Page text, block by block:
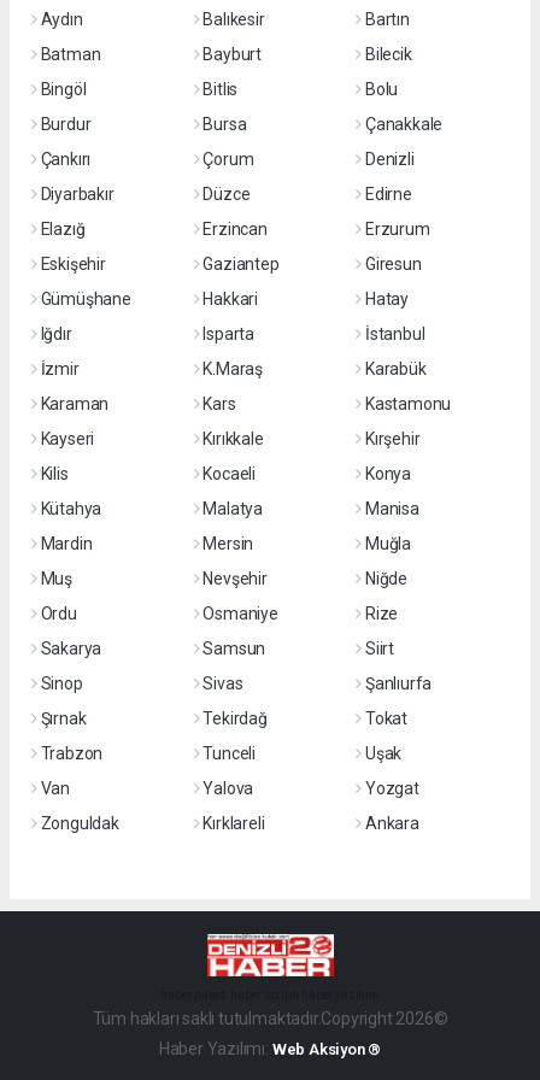
Aydın
Balıkesir
Bartın
Batman
Bayburt
Bilecik
Bingöl
Bitlis
Bolu
Burdur
Bursa
Çanakkale
Çankırı
Çorum
Denizli
Diyarbakır
Düzce
Edirne
Elazığ
Erzincan
Erzurum
Eskişehir
Gaziantep
Giresun
Gümüşhane
Hakkari
Hatay
Iğdır
Isparta
İstanbul
İzmir
K.Maraş
Karabük
Karaman
Kars
Kastamonu
Kayseri
Kırıkkale
Kırşehir
Kilis
Kocaeli
Konya
Kütahya
Malatya
Manisa
Mardin
Mersin
Muğla
Muş
Nevşehir
Niğde
Ordu
Osmaniye
Rize
Sakarya
Samsun
Siirt
Sinop
Sivas
Şanlıurfa
Şırnak
Tekirdağ
Tokat
Trabzon
Tunceli
Uşak
Van
Yalova
Yozgat
Zonguldak
Kırklareli Ankara
Tüm hakları saklı tutulmaktadır.Copyright 2026©
Haber Yazılımı: Web Aksiyon ®